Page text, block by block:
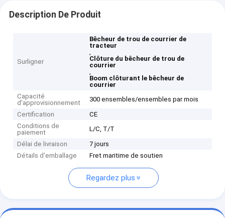
Description De Produit
Surligner
Bêcheur de trou de courrier de
tracteur
,
Clôture du bêcheur de trou de
courrier
,
Boom clôturant le bêcheur de
courrier
Capacité
d'approvisionnement
300 ensembles/ensembles par mois
Certification
CE
Conditions de
paiement
L/C, T/T
Délai de livraison
7 jours
Détails d'emballage
Fret maritime de soutien
Regardez plus